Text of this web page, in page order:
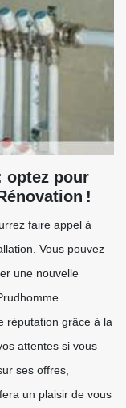
optez pour
!
faire appel à
Vous pouvez
une nouvelle
réputation grâce à la
attentes si vous
ses offres,
un plaisir de vous